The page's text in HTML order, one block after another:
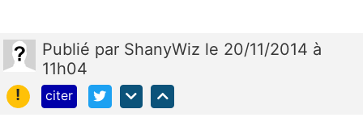
Publié par ShanyWiz le 20/11/2014 à
11h04
!
citer